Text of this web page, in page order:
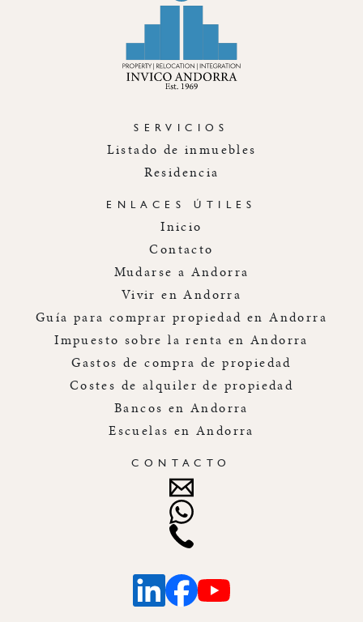
SERVICIOS
Listado de inmuebles
Residencia
ENLACES ÚTILES
Inicio
Contacto
Mudarse a Andorra
Vivir en Andorra
Guía para comprar propiedad en Andorra
Impuesto sobre la renta en Andorra
Gastos de compra de propiedad
Costes de alquiler de propiedad
Bancos en Andorra
Escuelas en Andorra
CONTACTO
LinkedinFacebookYoutube